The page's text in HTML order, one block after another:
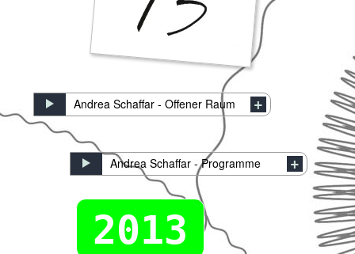
Andrea Schaffar - Offener Raum
Andrea Schaffar - Programme
2013